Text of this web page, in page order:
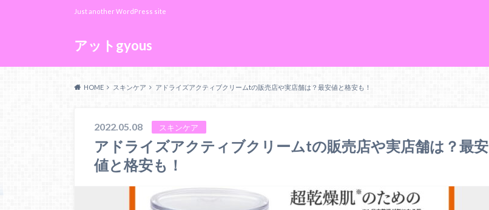
アットgyous
Just another WordPress site
HOME スキンケア アドライズアクティブクリームtの販売店や実店舗は？最安値と格安も！
2022.05.08 スキンケア
アドライズアクティブクリームtの販売店や実店舗は？最安
値と格安も！